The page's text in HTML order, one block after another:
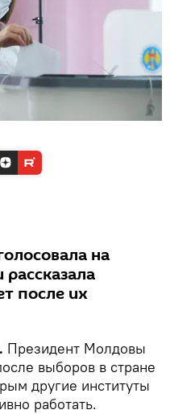
на
после их
Президент Молдовы
выборов в стране
другие институты
работать.